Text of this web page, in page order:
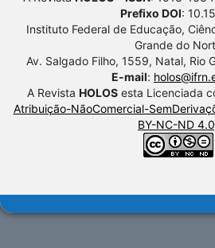
Prefixo DOI:
Instituto Federal de Educação,
Grande do
Av. Salgado Filho, 1559, Natal, Rio
E-mail:
A Revista HOLOSesta Licenciada
Atribuição-NãoComercial-
BY-NC-ND